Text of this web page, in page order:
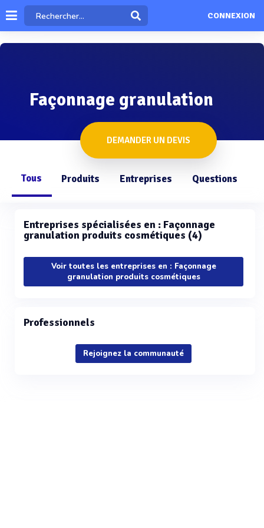
CONNEXION
Façonnage granulation
DEMANDER UN DEVIS
Tous Produits Entreprises Questions
Entreprises spécialisées en : Façonnage
granulation produits cosmétiques (4)
Voir toutes les entreprises en : Façonnage
granulation produits cosmétiques
Professionnels
Rejoignez la communauté